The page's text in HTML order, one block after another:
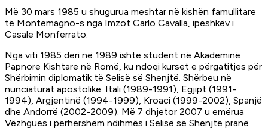
Më 30 mars 1985 u shugurua meshtar në kishën famullitare
të Montemagno-s nga Imzot Carlo Cavalla, ipeshkëv i
Casale Monferrato.
Nga viti 1985 deri në 1989 ishte student në Akademinë
Papnore Kishtare në Romë, ku ndoqi kurset e përgatitjes për
Shërbimin diplomatik të Selisë së Shenjtë. Shërbeu në
nunciaturat apostolike: Itali (1989-1991), Egjipt (1991-
1994), Argjentinë (1994-1999), Kroaci (1999-2002), Spanjë
dhe Andorrë (2002-2009). Më 7 dhjetor 2007 u emërua
Vëzhgues i përhershëm ndihmës i Selisë së Shenjtë pranë